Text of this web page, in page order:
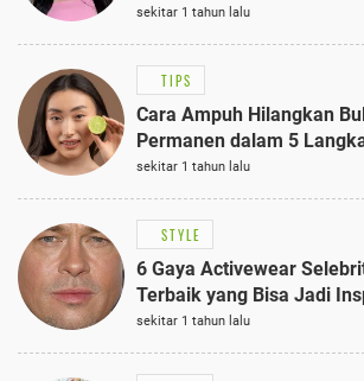
Anggun dengan Kaftan
sekitar 1 tahun lalu
TIPS
Cara Ampuh Hilangkan
Permanen dalam 5
sekitar 1 tahun lalu
STYLE
6 Gaya Activewear
Terbaik yang Bisa Jadi
sekitar 1 tahun lalu